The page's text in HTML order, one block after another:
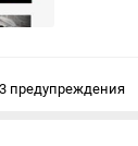
3 предупреждения